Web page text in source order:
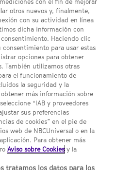
otros nuevos y, finalmente,
con su actividad en línea
dicha información con
Haciendo clic
consentimiento para usar estas
opciones para obtener
También utilizamos otras
el funcionamiento de
la seguridad y la
más información sobre
“IAB y proveedores
sus preferencias
de cookies” en el pie de
web de NBCUniversal o en la
Para obtener más
Aviso sobre Cookies y la
tratamos los datos para los